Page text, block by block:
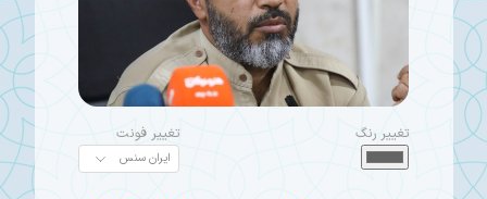
تغییر رنگ تغییر فونت